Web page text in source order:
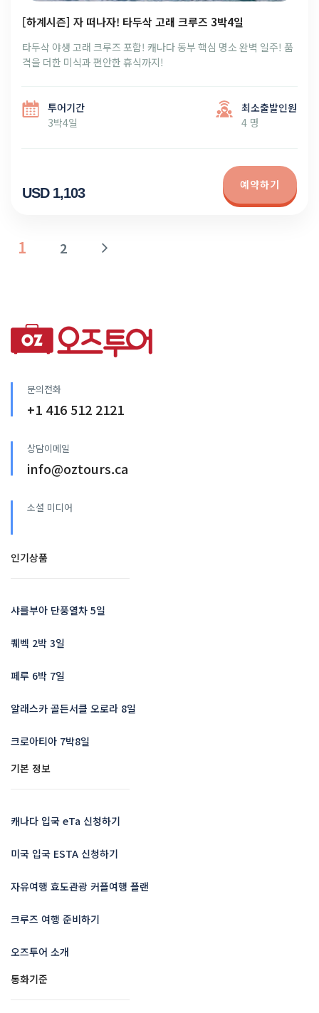
[하계시즌] 자 떠나자! 타두삭 고래 크루즈 3박4일
타두삭 야생 고래 크루즈 포함! 캐나다 동부 핵심 명소 완벽 일주! 품
격을 더한 미식과 편안한 휴식까지!
USD 1,103
예약하기
투어기간
3박4일
최소출발인원
4 명
1 2
문의전화
+1 416 512 2121
상담이메일
info@oztours.ca
소셜 미디어
인기상품
샤를부아 단풍열차 5일
퀘벡 2박 3일
페루 6박 7일
알래스카 골든서클 오로라 8일
크로아티아 7박8일
기본 정보
캐나다 입국 eTa 신청하기
미국 입국 ESTA 신청하기
자유여행 효도관광 커플여행 플랜
크루즈 여행 준비하기
오즈투어 소개
통화기준